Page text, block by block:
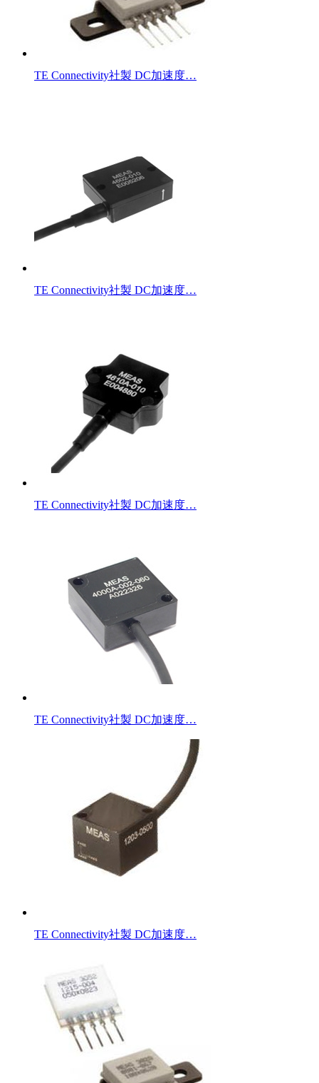
TE Connectivity社製 DC加速度…
TE Connectivity社製 DC加速度…
TE Connectivity社製 DC加速度…
TE Connectivity社製 DC加速度…
TE Connectivity社製 DC加速度…